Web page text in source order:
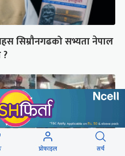
सिम्रौनगढको सभ्यता नेपाल
प्रोफाइल सर्च